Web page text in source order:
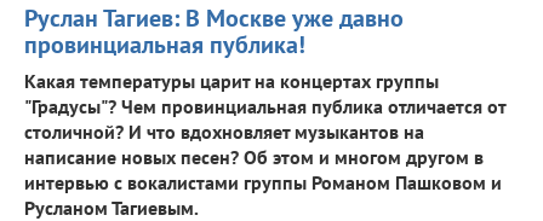
Руслан Тагиев: В Москве уже давно
провинциальная публика!
Какая температуры царит на концертах группы
"Градусы"? Чем провинциальная публика отличается от
столичной? И что вдохновляет музыкантов на
написание новых песен? Об этом и многом другом в
интервью с вокалистами группы Романом Пашковом и
Русланом Тагиевым.